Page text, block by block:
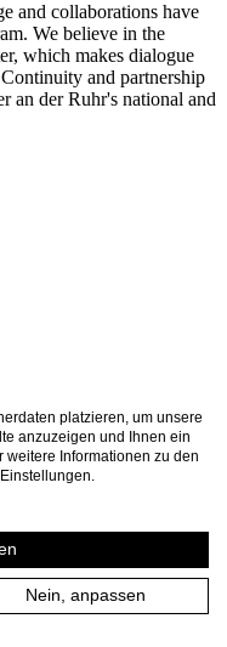
and collaborations have
We believe in the
which makes dialogue
and partnership
an der Ruhr's national and
platzieren, um unsere
anzuzeigen und Ihnen ein
Informationen zu den
Nein, anpassen